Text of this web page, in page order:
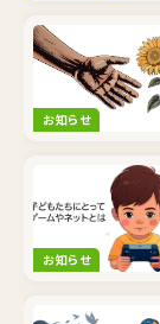
お知らせ
お知らせ